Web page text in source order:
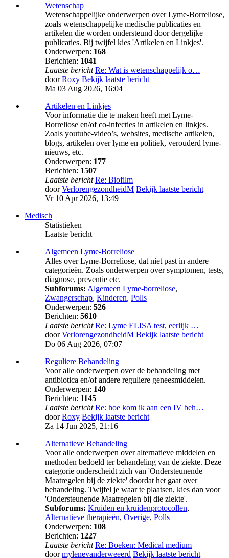
Wetenschap
Wetenschappelijke onderwerpen over Lyme-Borreliose,
zoals wetenschappelijke medische publicaties en
artikelen die worden ondersteund door dergelijke
publicaties. Bij twijfel kies 'Artikelen en Linkjes'.
Onderwerpen: 168
Berichten: 1041
Laatste bericht Re: Wat is wetenschappelijk o…
doorRoxy Bekijk laatste bericht
Ma 03 Aug 2026, 16:04
Artikelen en Linkjes
Voor informatie die te maken heeft met Lyme-
Borreliose en/of co-infecties in artikelen en linkjes.
Zoals youtube-video’s, websites, medische artikelen,
blogs, artikelen over lyme en politiek, verouderd lyme-
nieuws, etc.
Onderwerpen: 177
Berichten: 1507
Laatste bericht Re: Biofilm
doorVerlorengezondheidM Bekijk laatste bericht
Vr 10 Apr 2026, 13:49
Medisch
Statistieken
Laatste bericht
Algemeen Lyme-Borreliose
Alles over Lyme-Borreliose, dat niet past in andere
categorieën. Zoals onderwerpen over symptomen, tests,
diagnose, preventie etc.
Subforums: Algemeen Lyme-borreliose,
Zwangerschap, Kinderen, Polls
Onderwerpen: 526
Berichten: 5610
Laatste bericht Re: Lyme ELISA test, eerlijk …
doorVerlorengezondheidM Bekijk laatste bericht
Do 06 Aug 2026, 07:07
Reguliere Behandeling
Voor alle onderwerpen over de behandeling met
antibiotica en/of andere reguliere geneesmiddelen.
Onderwerpen: 140
Berichten: 1145
Laatste bericht Re: hoe kom ik aan een IV beh…
doorRoxy Bekijk laatste bericht
Za 14 Jun 2025, 21:16
Alternatieve Behandeling
Voor alle onderwerpen over alternatieve middelen en
methoden bedoeld ter behandeling van de ziekte. Deze
categorie onderscheidt zich van 'Ondersteunende
Maatregelen bij de ziekte' doordat het gaat over
behandeling. Twijfel je waar te plaatsen, kies dan voor
'Ondersteunende Maatregelen bij die ziekte'.
Subforums: Kruiden en kruidenprotocollen,
Alternatieve therapieën, Overige, Polls
Onderwerpen: 108
Berichten: 1227
Laatste bericht Re: Boeken: Medical medium
doormylenevanderweeerd Bekijk laatste bericht